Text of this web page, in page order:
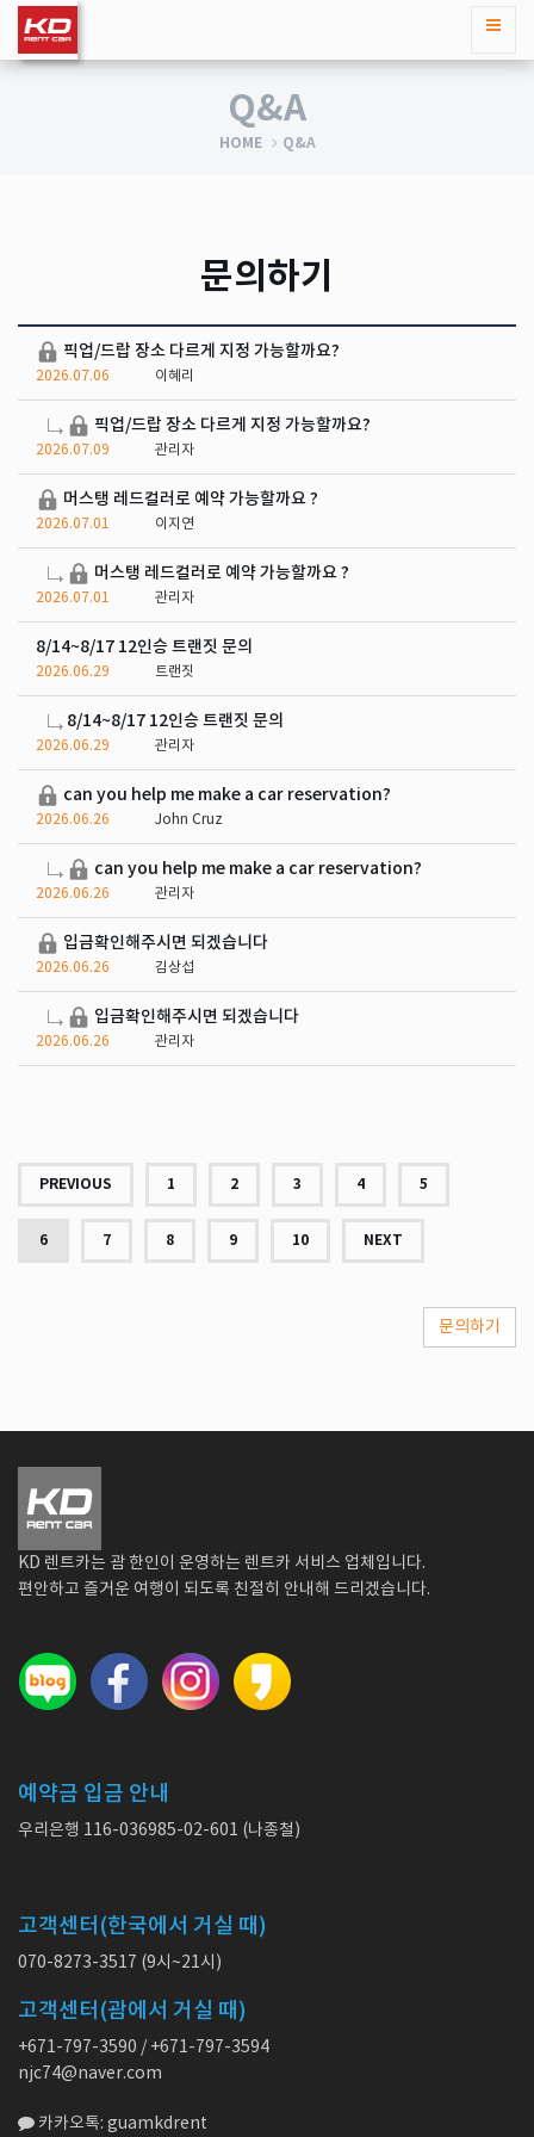
Q&A
HOME Q&A
문의하기
픽업/드랍 장소 다르게 지정 가능할까요?
2026.07.06 이혜리
픽업/드랍 장소 다르게 지정 가능할까요?
2026.07.09 관리자
머스탱 레드컬러로 예약 가능할까요 ?
2026.07.01 이지연
머스탱 레드컬러로 예약 가능할까요 ?
2026.07.01 관리자
8/14~8/17 12인승 트랜짓 문의
2026.06.29 트랜짓
8/14~8/17 12인승 트랜짓 문의
2026.06.29 관리자
can you help me make a car reservation?
2026.06.26 John Cruz
can you help me make a car reservation?
2026.06.26 관리자
입금확인해주시면 되겠습니다
2026.06.26 김상섭
입금확인해주시면 되겠습니다
2026.06.26 관리자
PREVIOUS 1 2 3 4 5
6 7 8 9 10 NEXT
문의하기
KD 렌트카는 괌 한인이 운영하는 렌트카 서비스 업체입니다.
편안하고 즐거운 여행이 되도록 친절히 안내해 드리겠습니다.
예약금 입금 안내
우리은행 116-036985-02-601 (나종철)
고객센터(한국에서 거실 때)
070-8273-3517 (9시~21시)
고객센터(괌에서 거실 때)
+671-797-3590 / +671-797-3594
njc74@naver.com
카카오톡: guamkdrent